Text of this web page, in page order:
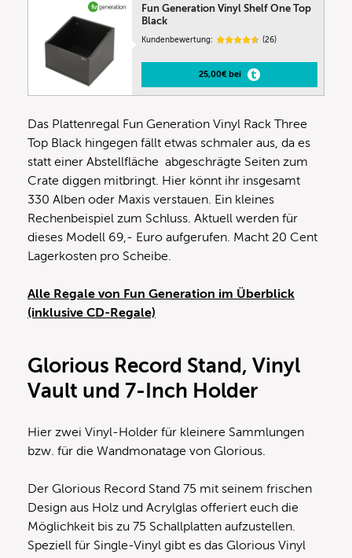
Fun Generation Vinyl Shelf One Top
Black
Kundenbewertung: (26)
25,00€ bei
Das Plattenregal Fun Generation Vinyl Rack Three
Top Black hingegen fällt etwas schmaler aus, da es
statt einer Abstellfläche abgeschrägte Seiten zum
Crate diggen mitbringt. Hier könnt ihr insgesamt
330 Alben oder Maxis verstauen. Ein kleines
Rechenbeispiel zum Schluss. Aktuell werden für
dieses Modell 69,- Euro aufgerufen. Macht 20 Cent
Lagerkosten pro Scheibe.
Alle Regale von Fun Generation im Überblick
(inklusive CD-Regale)
Glorious Record Stand, Vinyl
Vault und 7-Inch Holder
Hier zwei Vinyl-Holder für kleinere Sammlungen
bzw. für die Wandmonatage von Glorious.
Der Glorious Record Stand 75 mit seinem frischen
Design aus Holz und Acrylglas offeriert euch die
Möglichkeit bis zu 75 Schallplatten aufzustellen.
Speziell für Single-Vinyl gibt es das Glorious Vinyl